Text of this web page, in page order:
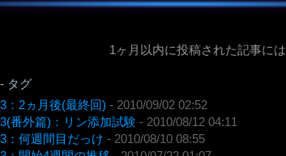
1ヶ月以内に投稿された記事には
タグ
：2ヵ月後(最終回) - 2010/09/02 02:52
番外篇)：リン添加試験 - 2010/08/12 04:11
：何週間目だっけ - 2010/08/10 08:55